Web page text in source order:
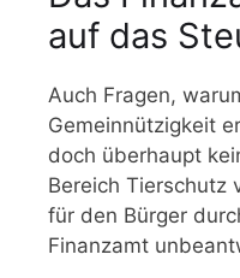
auf das
Auch Fragen,
Gemeinnützigkeit
doch überhaupt
Bereich Tierschutz
für den Bürger
Finanzamt